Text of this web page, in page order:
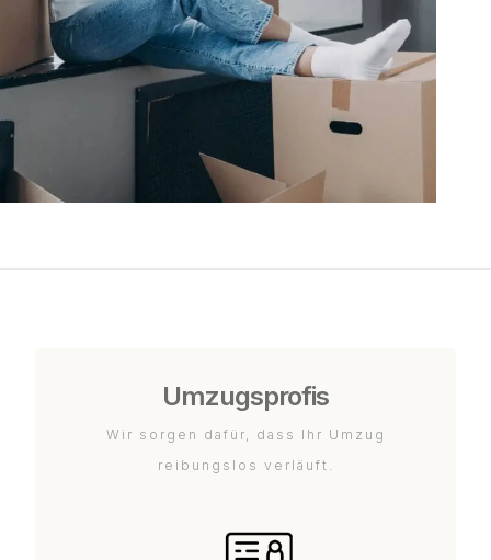
Umzugsprofis
Wir sorgen dafür, dass Ihr Umzug
reibungslos verläuft.